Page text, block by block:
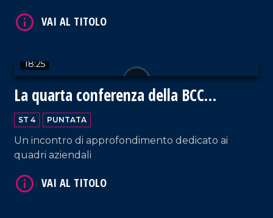
18:25
La quarta conferenza della BCC
Mediocrati
ST 4 PUNTATA
Un incontro di approfondimento dedicato ai
quadri aziendali